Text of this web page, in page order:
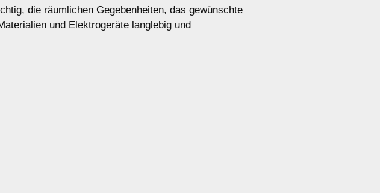
die räumlichen Gegebenheiten, das gewünschte
und Elektrogeräte langlebig und